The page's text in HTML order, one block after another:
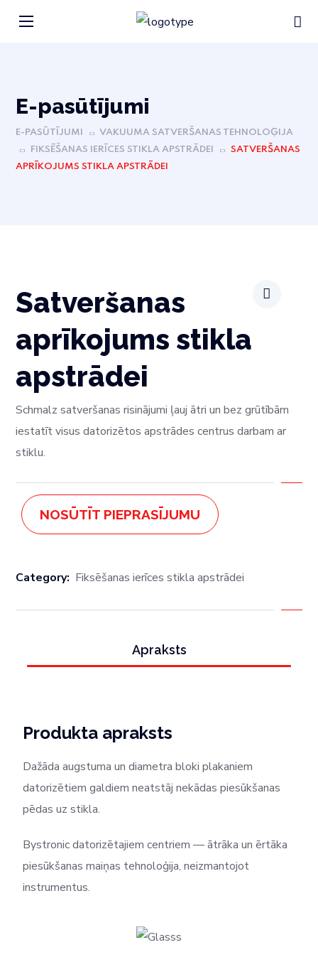
Е-pasūtījumi
E-PASŪTĪJUMI
VAKUUMA SATVERŠANAS TEHNOLOĢIJA
FIKSĒŠANAS IERĪCES STIKLA APSTRĀDEI
SATVERŠANAS
APRĪKOJUMS STIKLA APSTRĀDEI
Satveršanas
aprīkojums stikla
apstrādei
Schmalz satveršanas risinājumi ļauj ātri un bez grūtībām
iestatīt visus datorizētos apstrādes centrus darbam ar
stiklu.
NOSŪTĪT PIEPRASĪJUMU
Category: Fiksēšanas ierīces stikla apstrādei
Apraksts
Produkta apraksts
Dažāda augstuma un diametra bloki plakaniem
datorizētiem galdiem neatstāj nekādas piesūkšanas
pēdas uz stikla.
Bystronic datorizētajiem centriem — ātrāka un ērtāka
piesūkšanas maiņas tehnoloģija, neizmantojot
instrumentus.